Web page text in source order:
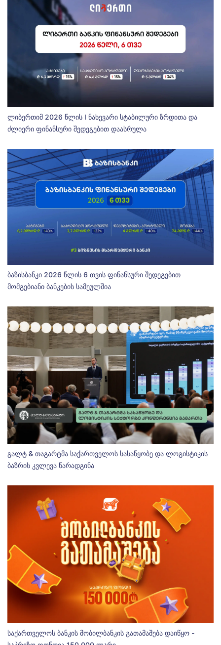
ლიბერთიმ 2026 წლის I ნახევარი სტაბილური ზრდითა და
ძლიერი ფინანსური შედეგებით დაასრულა
ბაზისბანკი 2026 წლის 6 თვის ფინანსური შედეგებით
მომგებიანი ბანკების სამეულშია
გალტ & თაგარტმა საქართველოს სასაწყობე და ლოგისტიკის
ბაზრის კვლევა წარადგინა
საქართველოს ბანკის მობილბანკის გათამაშება დაიწყო -